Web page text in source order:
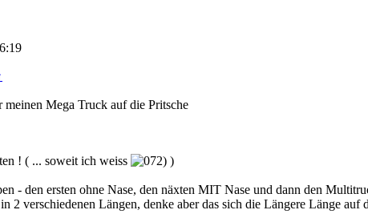
meinen Mega Truck auf die Pritsche
! ( ... soweit ich weiss )
- den ersten ohne Nase, den näxten MIT Nase und dann den
2 verschiedenen Längen, denke aber das sich die Längere Länge